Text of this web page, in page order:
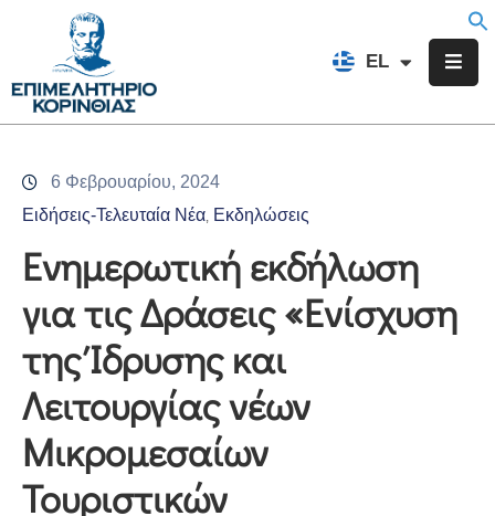
EL
FR
Επιμελητήριο
Υπηρεσίες
Προγράμματα
Εκδηλώσεις
Επικοινωνία
6 Φεβρουαρίου, 2024
Ειδήσεις-Τελευταία Νέα Εκδηλώσεις
Ενημερωτική εκδήλωση
για τις Δράσεις «Ενίσχυση
της Ίδρυσης και
Λειτουργίας νέων
Μικρομεσαίων
Τουριστικών